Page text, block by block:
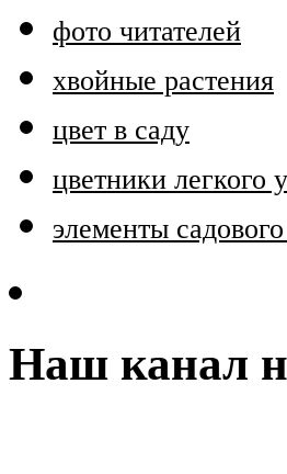
фото читателей
хвойные растения
цвет в саду
цветники легкого
элементы
Наш канал